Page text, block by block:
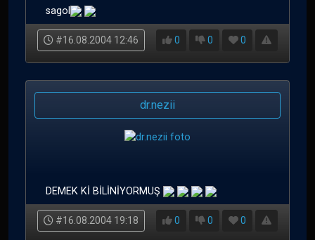
sagol
#16.08.2004 12:46 0 0 0
dr.nezii
DEMEK Kİ BİLİNİYORMUŞ
#16.08.2004 19:18 0 0 0